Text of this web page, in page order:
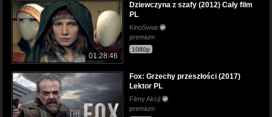
01:28:46
Dziewczyna z szafy (2012) Cały film
PL
KinoSwiat
premium
1080p
Fox: Grzechy przeszłości (2017)
Lektor PL
Filmy Akcji
premium